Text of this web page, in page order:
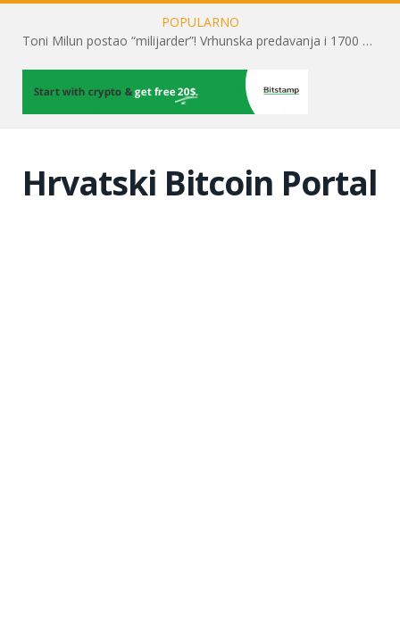
POPULARNO
Toni Milun postao “milijarder”! Vrhunska predavanja i 1700 posjetitelja obilježili su mjesec financijske pismenosti
Hrvatski Bitcoin Portal